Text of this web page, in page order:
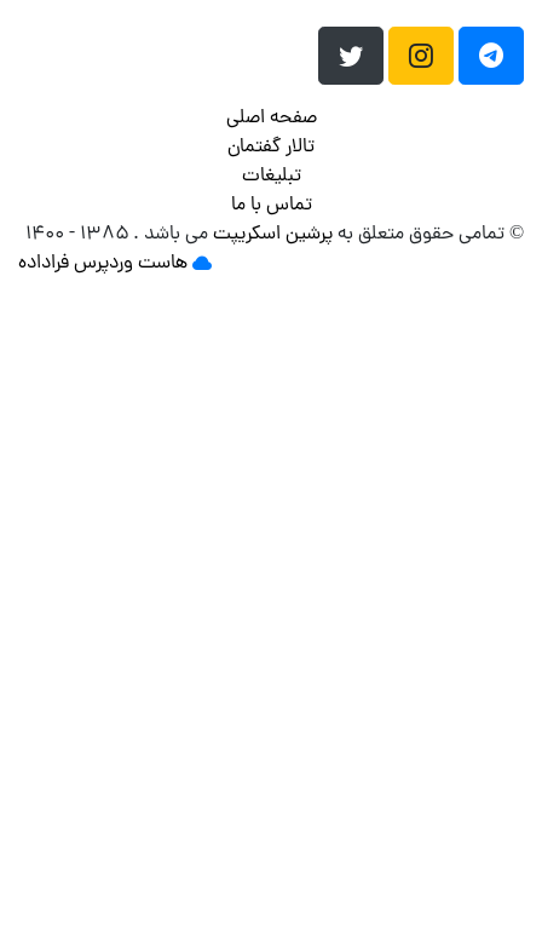
صفحه اصلی
تالار گفتمان
تبلیغات
تماس با ما
حقوق متعلق بهپرشین اسکریپتمی باشد . ۱۳۸۵ - ۱۴۰۰
هاست وردپرس فراداده